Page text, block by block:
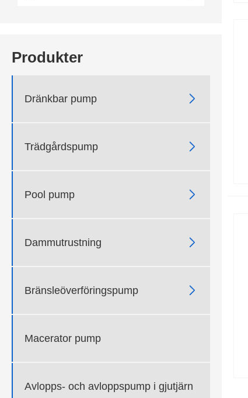
Produkter
Dränkbar pump 
Trädgårdspump 
Pool pump 
Dammutrustning 
Bränsleöverföringspump 
Macerator pump
Avlopps- och avloppspump i gjutjärn